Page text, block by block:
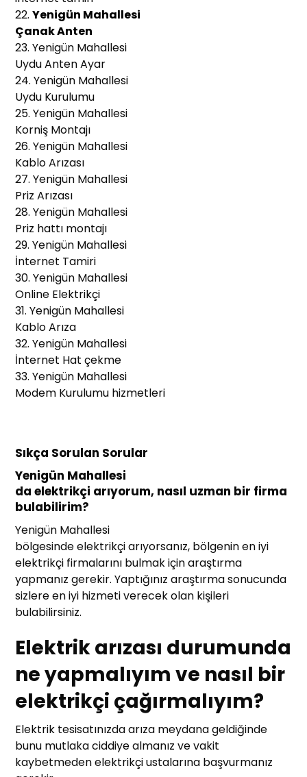
22.Yenigün Mahallesi
Çanak Anten
23. Yenigün Mahallesi
Uydu Anten Ayar
24. Yenigün Mahallesi
Uydu Kurulumu
25. Yenigün Mahallesi
Korniş Montajı
26. Yenigün Mahallesi
Kablo Arızası
27. Yenigün Mahallesi
Priz Arızası
28. Yenigün Mahallesi
Priz hattı montajı
29. Yenigün Mahallesi
İnternet Tamiri
30. Yenigün Mahallesi
Online Elektrikçi
31. Yenigün Mahallesi
Kablo Arıza
32. Yenigün Mahallesi
İnternet Hat çekme
33. Yenigün Mahallesi
Modem Kurulumu hizmetleri
Sıkça Sorulan Sorular
Yenigün Mahallesi
da elektrikçi arıyorum, nasıl uzman bir firma
bulabilirim?
Yenigün Mahallesi
bölgesinde elektrikçi arıyorsanız, bölgenin en iyi
elektrikçi firmalarını bulmak için araştırma
yapmanız gerekir. Yaptığınız araştırma sonucunda
sizlere en iyi hizmeti verecek olan kişileri
bulabilirsiniz.
Elektrik arızası durumunda
ne yapmalıyım ve nasıl bir
elektrikçi çağırmalıyım?
Elektrik tesisatınızda arıza meydana geldiğinde
bunu mutlaka ciddiye almanız ve vakit
kaybetmeden elektrikçi ustalarına başvurmanız